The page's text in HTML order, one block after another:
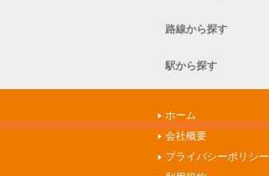
路線から探す
駅から探す
ホーム
会社概要
プライバシーポリシー